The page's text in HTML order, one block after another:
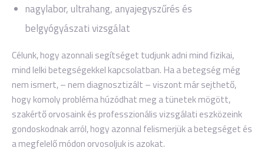
nagylabor, ultrahang, anyajegyszűrés és
belgyógyászati vizsgálat
Célunk, hogy azonnali segítséget tudjunk adni mind fizikai,
mind lelki betegségekkel kapcsolatban. Ha a betegség még
nem ismert, – nem diagnosztizált – viszont már sejthető,
hogy komoly probléma húzódhat meg a tünetek mögött,
szakértő orvosaink és professzionális vizsgálati eszközeink
gondoskodnak arról, hogy azonnal felismerjük a betegséget és
a megfelelő módon orvosoljuk is azokat.